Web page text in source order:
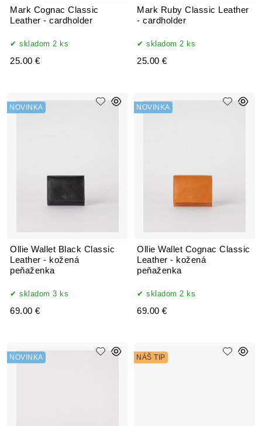
Mark Cognac Classic
Leather - cardholder
skladom 2 ks
25.00 €
Mark Ruby Classic Leather
- cardholder
skladom 2 ks
25.00 €
Ollie Wallet Black Classic
Leather - kožená
peňaženka
NOVINKA
skladom 3 ks
69.00 €
Ollie Wallet Cognac Classic
Leather - kožená
peňaženka
NOVINKA
skladom 2 ks
69.00 €
NOVINKA NÁŠ TIP